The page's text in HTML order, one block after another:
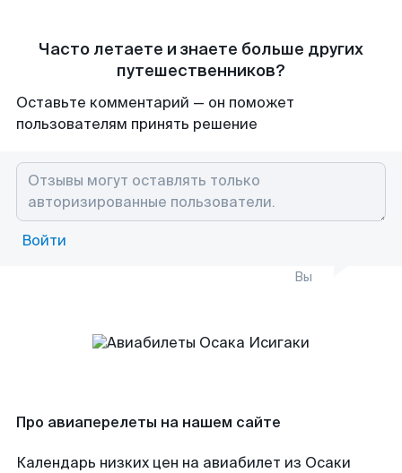
Часто летаете и знаете больше других
путешественников?
Оставьте комментарий — он поможет
пользователям принять решение
Войти
Вы
Про авиаперелеты на нашем сайте
Календарь низких цен на авиабилет из Осаки